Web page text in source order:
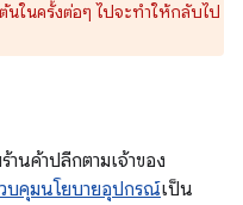
นในครั้งต่อๆ ไปจะทำให้กลับไป
านค้าปลีกตามเจ้าของ
บคุมนโยบายอุปกรณ์เป็น